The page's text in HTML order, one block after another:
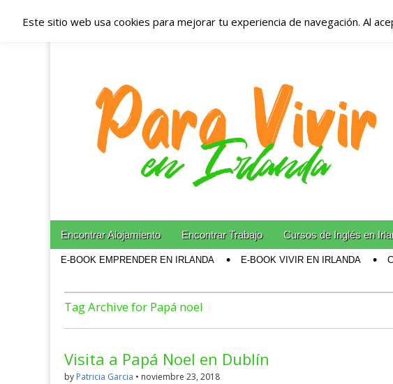
Españoles en
Irlanda –
Blog dedicado a los que viven, estudian y trabajan en Irlanda!
Main menu
Skip to content
Encontrar Alojamiento Encontrar Trabajo Cursos de Inglés en
E-BOOK EMPRENDER EN IRLANDA E-BOOK VIVIR EN IRLANDA
Tag Archive for Papá noel
Visita a Papá Noel en Dublín
by Patricia Garcia • noviembre 23, 2018
Este sitio web usa cookies para mejorar tu experiencia de navegación. Al